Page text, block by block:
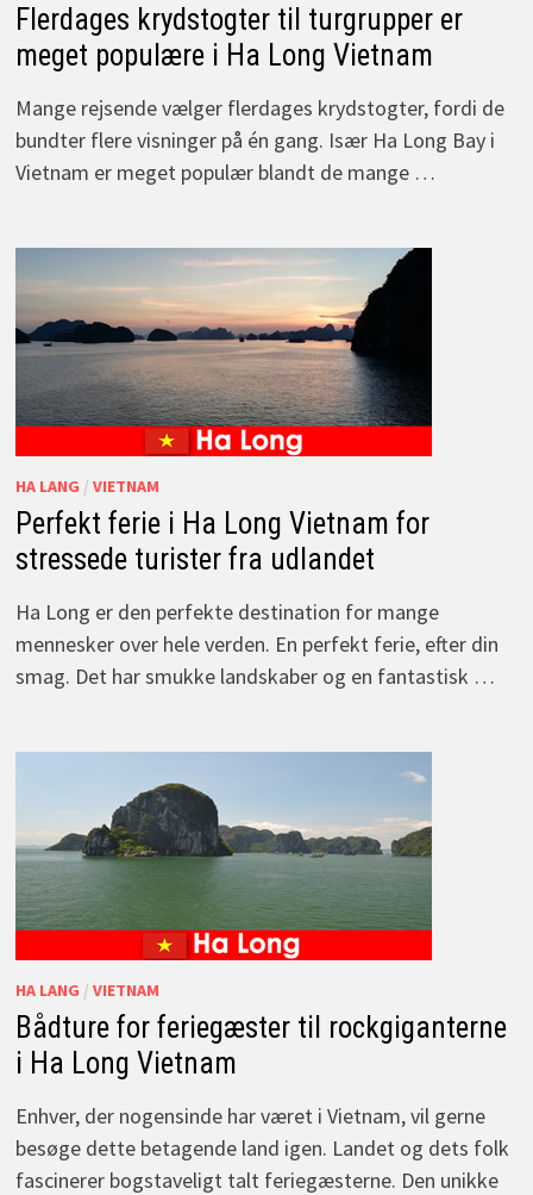
Flerdages krydstogter til turgrupper er
meget populære i Ha Long Vietnam
Mange rejsende vælger flerdages krydstogter, fordi de
bundter flere visninger på én gang. Især Ha Long Bay i
Vietnam er meget populær blandt de mange …
HA LANG / VIETNAM
Perfekt ferie i Ha Long Vietnam for
stressede turister fra udlandet
Ha Long er den perfekte destination for mange
mennesker over hele verden. En perfekt ferie, efter din
smag. Det har smukke landskaber og en fantastisk …
HA LANG / VIETNAM
Bådture for feriegæster til rockgiganterne
i Ha Long Vietnam
Enhver, der nogensinde har været i Vietnam, vil gerne
besøge dette betagende land igen. Landet og dets folk
fascinerer bogstaveligt talt feriegæsterne. Den unikke